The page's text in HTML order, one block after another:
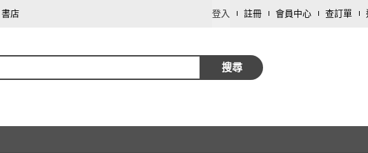
書店 登入 註冊 會員中心 查訂單
搜尋